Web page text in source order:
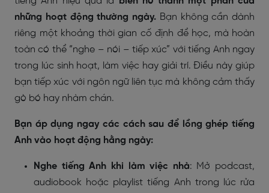
những hoạt động thường ngày. Bạn không cần dành
riêng một khoảng thời gian cố định để học, mà hoàn
toàn có thể “nghe – nói – tiếp xúc” với tiếng Anh ngay
trong lúc sinh hoạt, làm việc hay giải trí. Điều này giúp
bạn tiếp xúc với ngôn ngữ liên tục mà không cảm thấy
gò bó hay nhàm chán.
Bạn áp dụng ngay các cách sau để lồng ghép tiếng
Anh vào hoạt động hằng ngày:
Nghe tiếng Anh khi làm việc nhà: Mở podcast,
audiobook hoặc playlist tiếng Anh trong lúc rửa